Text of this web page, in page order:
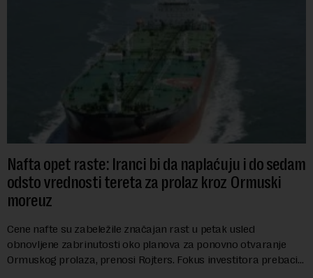
Nafta opet raste: Iranci bi da naplaćuju i do sedam
odsto vrednosti tereta za prolaz kroz Ormuski
moreuz
Cene nafte su zabeležile značajan rast u petak usled
obnovljene zabrinutosti oko planova za ponovno otvaranje
Ormuskog prolaza, prenosi Rojters. Fokus investitora prebacio